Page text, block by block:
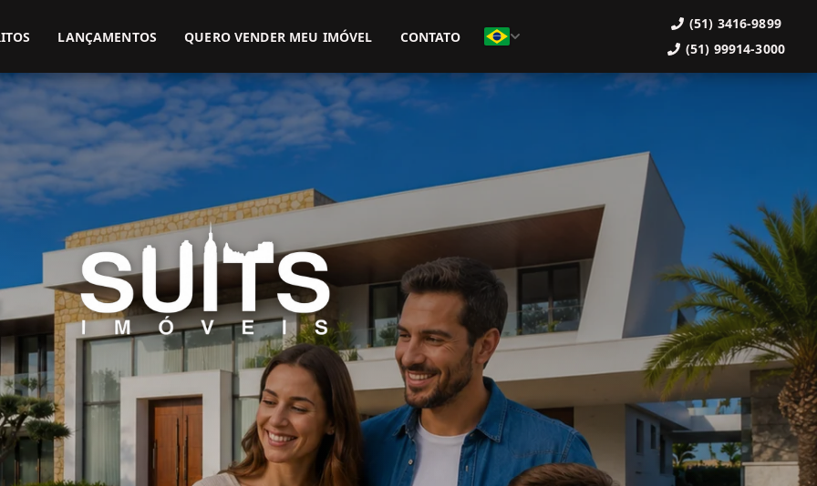
(51) 3416-9899 (51) 99914-3000
LANÇAMENTOS QUERO VENDER MEU IMÓVEL CONTATO
(51) 3416-9899
(51) 99914-3000